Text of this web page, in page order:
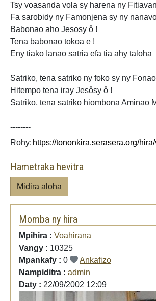
Tsy voasanda vola sy harena ny
Fa sarobidy ny Famonjena sy ny
Babonao aho Jesosy ô !
Tena babonao tokoa e !
Eny tiako Ianao satria efa tia ahy taloha
Satriko, tena satriko ny foko sy ny Fonao
Hitempo tena iray Jesôsy ô !
Satriko, tena satriko hiombona Aminao
--------
Rohy:
Hametraka hevitra
Midira aloha
Momba ny hira
Mpihira : Voahirana
Vangy : 10325
Mpankafy : 0
Ankafizo
Nampiditra : admin
Daty : 22/09/2002 12:09